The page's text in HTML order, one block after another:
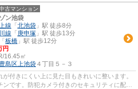
なら、優和にお問...
古マンション
ン池袋
線 「 北池袋 」駅 徒歩8分
線 「 庚申塚 」駅 徒歩13分
「 板橋 」駅 徒歩12分
円
16.45㎡
豊島区上池袋 ４丁目５－３
付きにくい上に見た目もきれいに整います。
ンです。防犯カメラ付きのセキュリティに配慮